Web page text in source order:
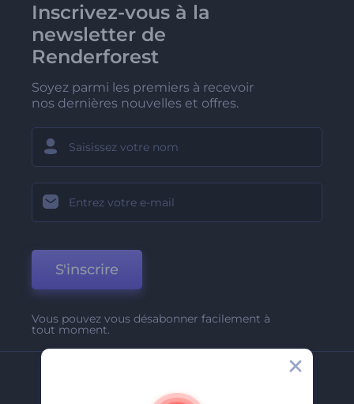
Inscrivez-vous à la
newsletter de
Renderforest
Soyez parmi les premiers à recevoir
nos dernières nouvelles et offres.
S'inscrire
Vous pouvez vous désabonner facilement à
tout moment.